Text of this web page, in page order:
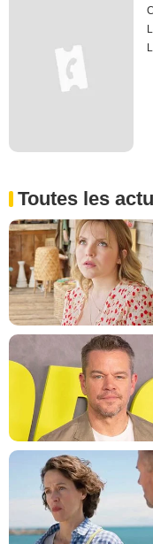
Toutes les